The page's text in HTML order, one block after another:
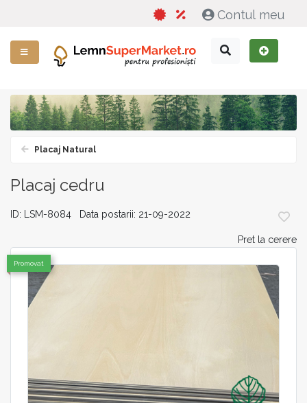
Contul meu
Placaj Natural
Placaj cedru
ID: LSM-8084 Data postarii: 21-09-2022
Pret la cerere
Promovat